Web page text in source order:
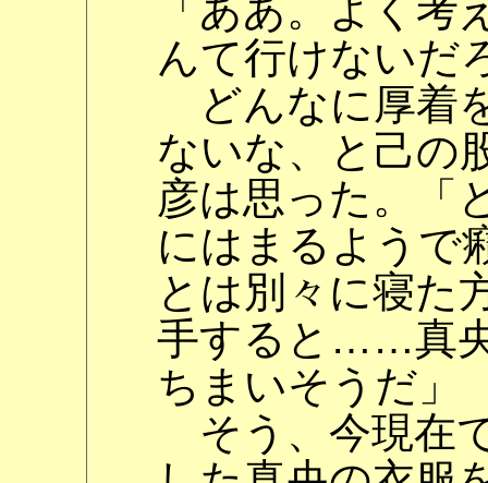
「ああ。よく
んて行けないだ
どんなに厚着
ないな、と己の
彦は思った。
にはまるようで
とは別々に寝た
手すると……真
ちまいそうだ」
そう、今現在